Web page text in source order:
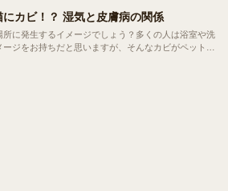
にカビ！？ 湿気と皮膚病の関係
所に発生するイメージでしょう？多くの人は浴室や洗
ジをお持ちだと思いますが、そんなカビがペットに